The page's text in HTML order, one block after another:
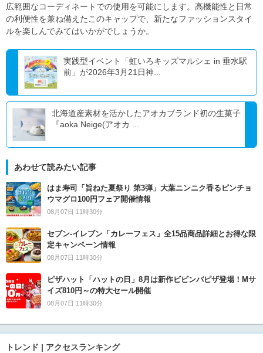
広範囲なコーディネートでの使用を可能にします。高機能性と日常
の利便性を兼ね備えたこのキャップで、新たなファッションスタイ
ルを楽しんでみてはいかがでしょうか。
実践型イベント「虹いろキッズマルシェ in 垂水駅
前」が2026年3月21日神...
北海道産素材を活かしたアオカブランド初の生菓子
『aoka Neige(アオカ ...
あわせて読みたい記事
はま寿司「旨ねた夏祭り 第3弾」大葉ニンニク香るビンチョ
ウマグロ100円フェア開催情報
08月07日 11時30分
セブン‐イレブン「カレーフェス」全15品商品詳細とお得な限
定キャンペーン情報
08月07日 11時30分
ピザハット「ハットの日」8月は新作ビビンバピザ登場！Mサ
イズ810円～の特大セール開催
08月07日 11時30分
トレンド | アクセスランキング